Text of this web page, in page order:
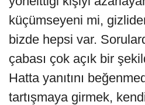
küçümseyeni mi,
bizde hepsi var.
çabası çok açık bir
Hatta yanıtını
tartışmaya girmek,